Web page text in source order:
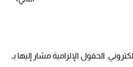
الحقول الإلزامية مشار إليها بـ